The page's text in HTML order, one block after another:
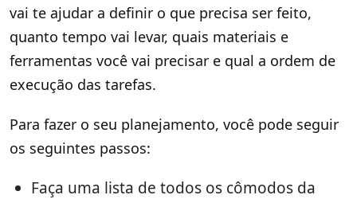
vai te ajudar a definir o que precisa ser feito,
quanto tempo vai levar, quais materiais e
ferramentas você vai precisar e qual a ordem de
execução das tarefas.
Para fazer o seu planejamento, você pode seguir
os seguintes passos:
Faça uma lista de todos os cômodos da